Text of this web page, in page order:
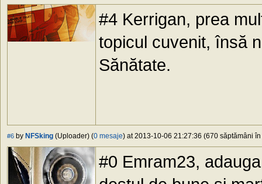
#4 Kerrigan, prea
topicul cuvenit, însă
Sănătate.
#6 by NFSking (Uploader) (0 mesaje) at 2013-10-06 21:27:36 (670 săptămâni în
#0 Emram23,